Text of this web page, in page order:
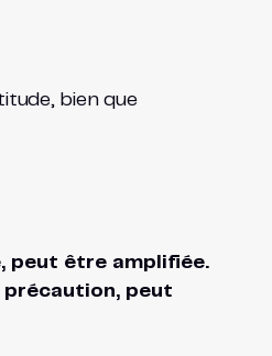
bien que
peut être amplifiée.
précaution, peut